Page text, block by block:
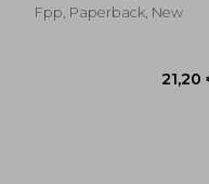
Fpp, Paperback, New